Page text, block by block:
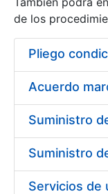
Erakutsi/
de los